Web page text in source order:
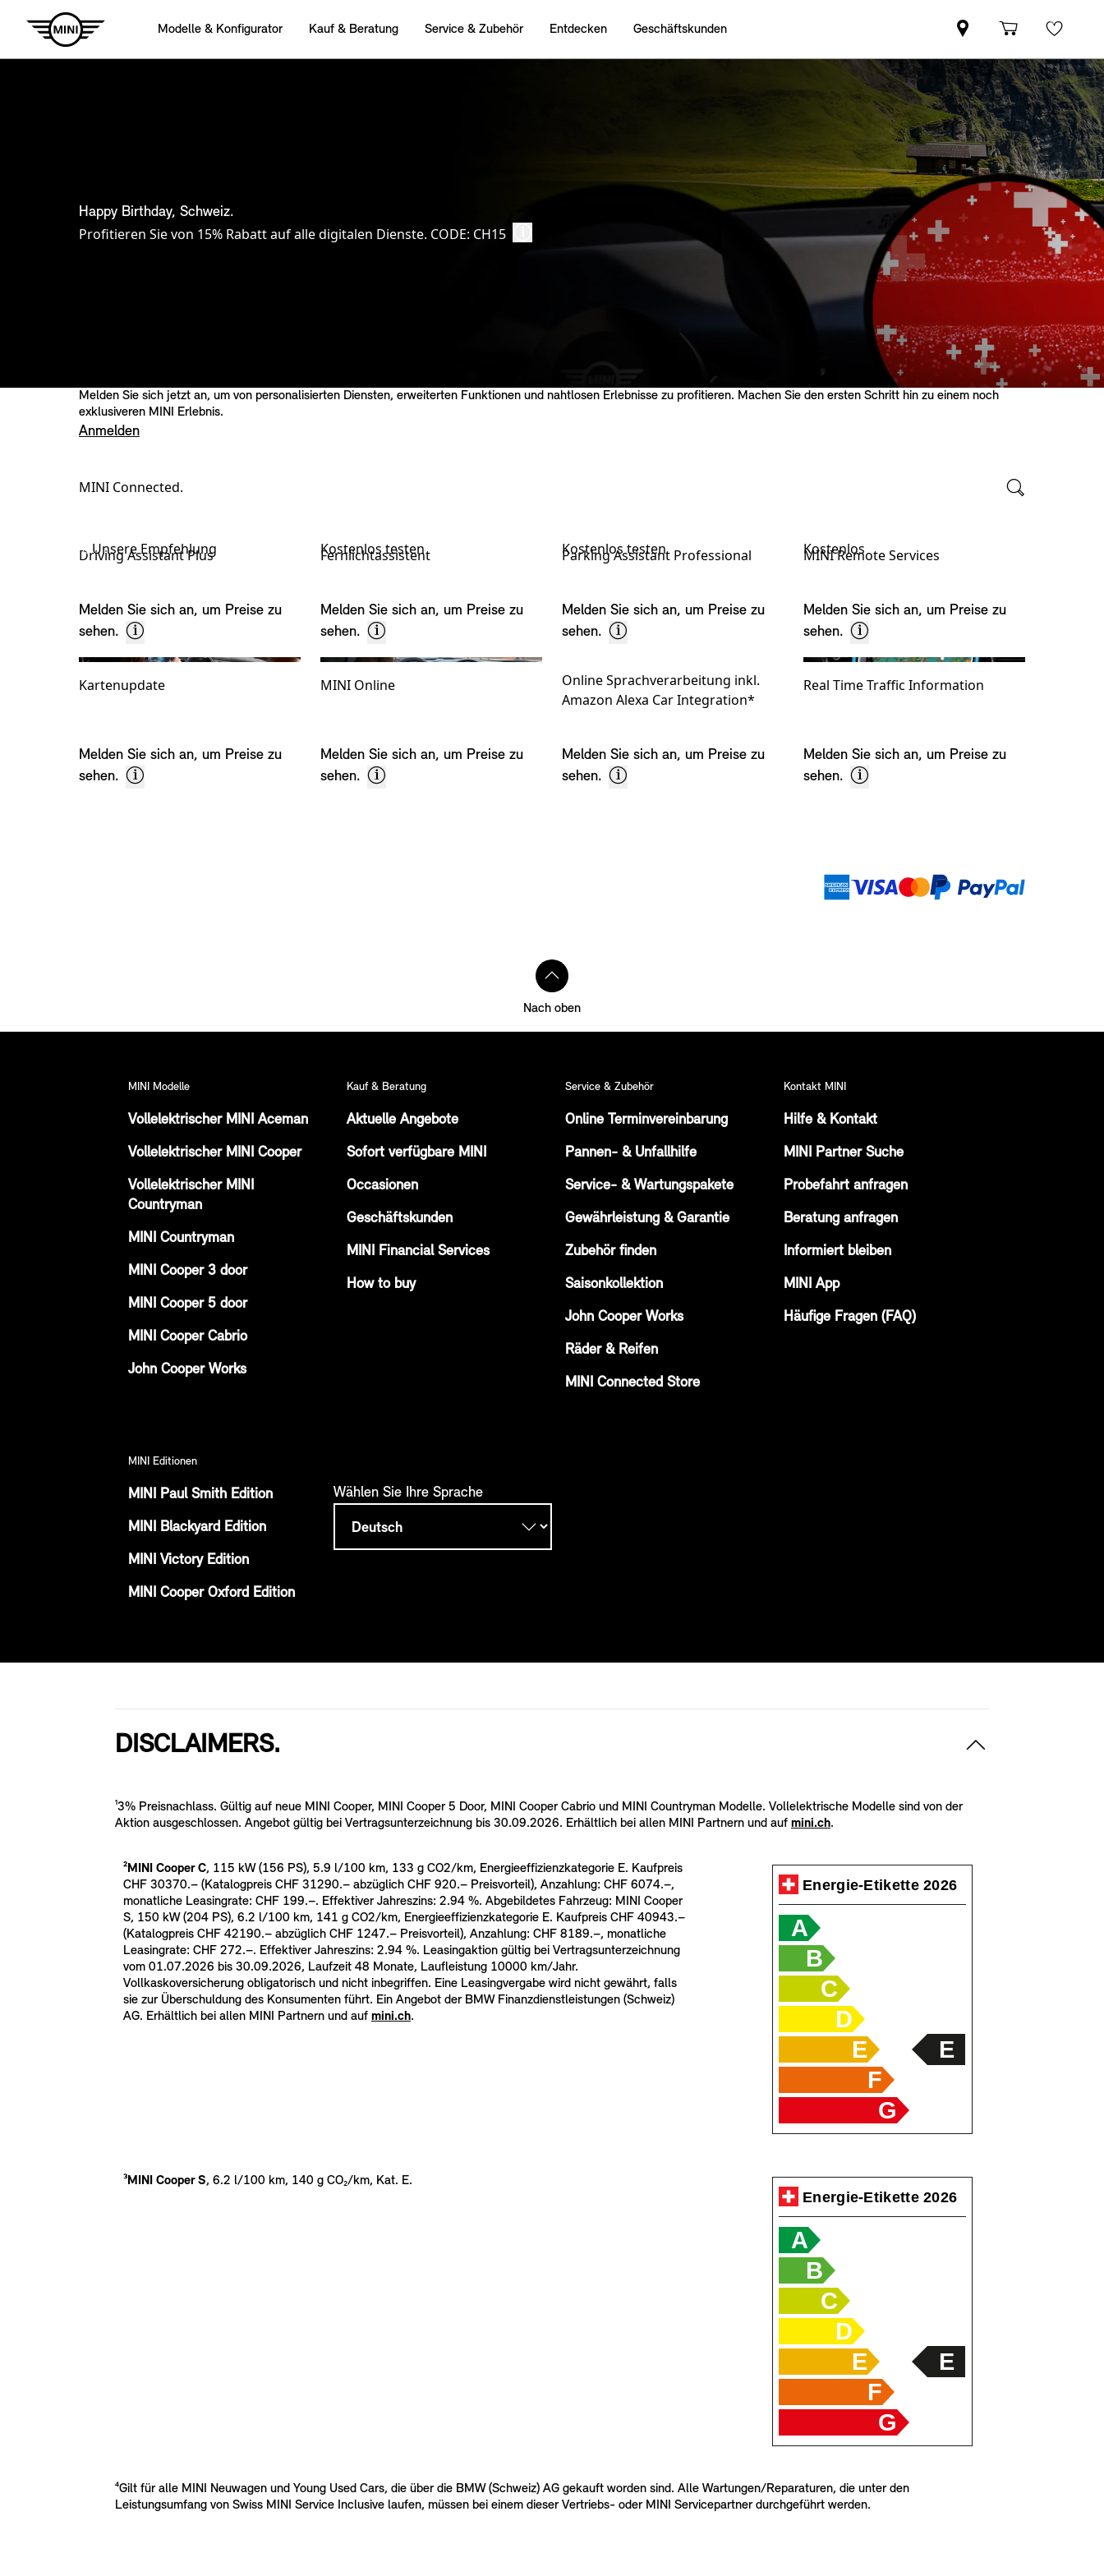
Happy Birthday, Schweiz.
Profitieren Sie von 15% Rabatt auf alle digitalen Dienste. CODE: CH15
Melden Sie sich jetzt an, um von personalisierten Diensten, erweiterten Funktionen und nahtlosen Erlebnisse zu profitieren. Machen Sie den ersten Schritt hin zu einem noch
exklusiveren MINI Erlebnis.
Anmelden
MINI Connected.
Serviceleistung(en) - bitte wählen Sie:
Unsere Empfehlung
Driving Assistant Plus
Melden Sie sich an, um Preise zu
sehen.
Kostenlos testen
Fernlichtassistent
Melden Sie sich an, um Preise zu
sehen.
Kostenlos testen
Parking Assistant Professional
Melden Sie sich an, um Preise zu
sehen.
Kostenlos
MINI Remote Services
Melden Sie sich an, um Preise zu
sehen.
Kartenupdate
Melden Sie sich an, um Preise zu
sehen.
MINI Online
Melden Sie sich an, um Preise zu
sehen.
Online Sprachverarbeitung inkl.
Amazon Alexa Car Integration*
Melden Sie sich an, um Preise zu
sehen.
Real Time Traffic Information
Melden Sie sich an, um Preise zu
sehen.